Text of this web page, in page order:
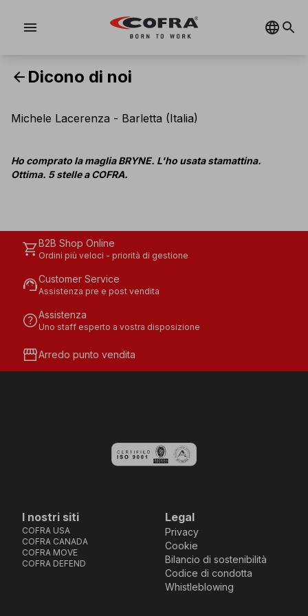
menu
arrow_back Dicono di noi
Michele Lacerenza - Barletta (Italia)
Ho comprato la maglia BRYNE. L'ho usata stamattina.
Ottima. 5 stelle a COFRA.
shopping_cartB2B Shop Online
Ordini più veloci - priorità di gestione
support_agentCustomer Service
Assistenza pre e post vendita
helpAssistenza
Uno staff esperto a vostra disposizione
storefrontArredo punto vendita
I nostri siti
COFRA USA
COFRA CANADA
COFRA MOVE
COFRA DEFEND
Legal
Privacy
Cookie
Bilancio di sostenibilità
Codice di condotta
Whistleblowing